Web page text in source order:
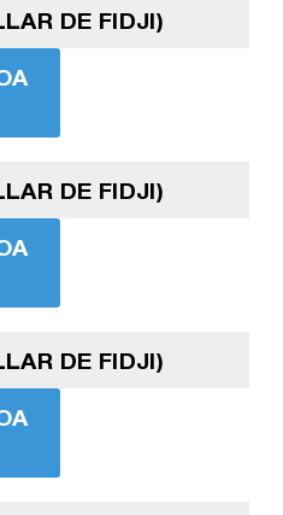
DE FIDJI)
DE FIDJI)
DE FIDJI)